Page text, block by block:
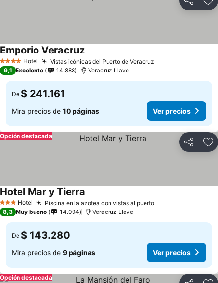
Compartir
4 EstrellasHotel Vistas icónicas del Puerto de Veracruz
Emporio VeracruzVer precios
9,1 Excelente 14.888 Veracruz Llave
De $ 241.161
Mira precios de 10 páginas Ver precios
Compartir
Opción destacada
3 Estrellas
Hotel Piscina en la azotea con vistas al puertoVer precios
Hotel Mar y Tierra
8,3 Muy bueno 14.094 Veracruz Llave
De $ 143.280
Mira precios de 9 páginas Ver precios
Opción destacada